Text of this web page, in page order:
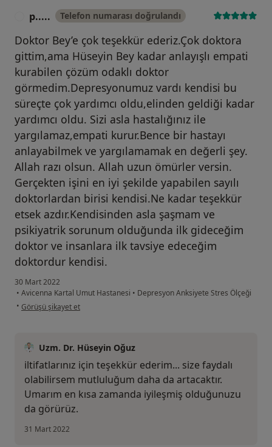
p..... Telefon numarası doğrulandı
Doktor Bey’e çok teşekkür ederiz.Çok doktora
gittim,ama Hüseyin Bey kadar anlayışlı empati
kurabilen çözüm odaklı doktor
görmedim.Depresyonumuz vardı kendisi bu
süreçte çok yardımcı oldu,elinden geldiği kadar
yardımcı oldu. Sizi asla hastalığınız ile
yargılamaz,empati kurur.Bence bir hastayı
anlayabilmek ve yargılamamak en değerli şey.
Allah razı olsun. Allah uzun ömürler versin.
Gerçekten işini en iyi şekilde yapabilen sayılı
doktorlardan birisi kendisi.Ne kadar teşekkür
etsek azdır.Kendisinden asla şaşmam ve
psikiyatrik sorunum olduğunda ilk gideceğim
doktor ve insanlara ilk tavsiye edeceğim
doktordur kendisi.
30 Mart 2022
• Avicenna Kartal Umut Hastanesi • Depresyon Anksiyete Stres Ölçeği
• kullanıcının görüşüne göre p.....
Görüşü şikayet et
Uzm. Dr. Hüseyin Oğuz
iltifatlarınız için teşekkür ederim... size faydalı
olabilirsem mutluluğum daha da artacaktır.
Umarım en kısa zamanda iyileşmiş olduğunuzu
da görürüz.
31 Mart 2022